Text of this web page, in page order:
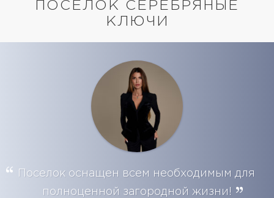
ПОСЕЛОК СЕРЕБРЯНЫЕ
КЛЮЧИ
Поселок оснащен всем необходимым для
полноценной загородной жизни!